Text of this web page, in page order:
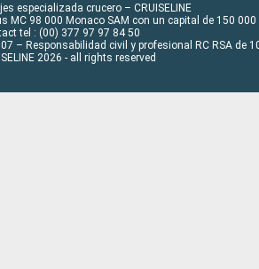
especializada crucero – CRUISELINE
MC 98 000 Monaco SAM con un capital de 150 000
tel : (00) 377 97 97 84 50
– Responsabilidad civil y profesional RC RSA de
2026 - all rights reserved